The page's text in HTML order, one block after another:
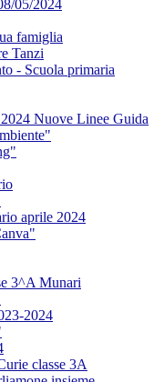
05/2024
famiglia
Tanzi
- Scuola primaria
Nuove Linee Guida
aprile 2024
3^A Munari
2024
classe 3A